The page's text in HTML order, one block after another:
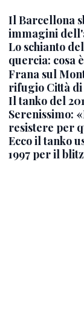
Il Barcellona
immagini
Lo schianto
quercia: cosa
Frana sul
rifugio Città di
Il tanko del
Serenissimo:
resistere per
Ecco il tanko
1997 per il